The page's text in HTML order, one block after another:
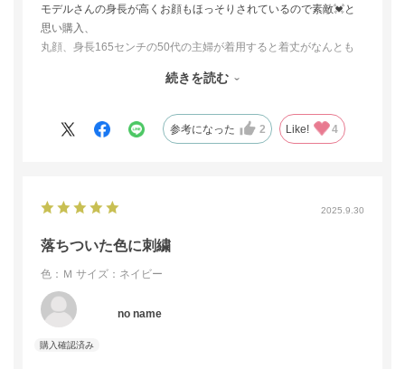
モデルさんの身長が高くお顔もほっそりされているので素敵💓と
思い購入、
丸顔、身長165センチの50代の主婦が着用すると着丈がなんとも
顔が際立ってしまいます
ちなみに、子どもの披露宴ように購入しました
続きを読む
参考になった 2 Like! 4
2025.9.30
落ちついた色に刺繍
色：Ｍ サイズ：ネイビー
no name